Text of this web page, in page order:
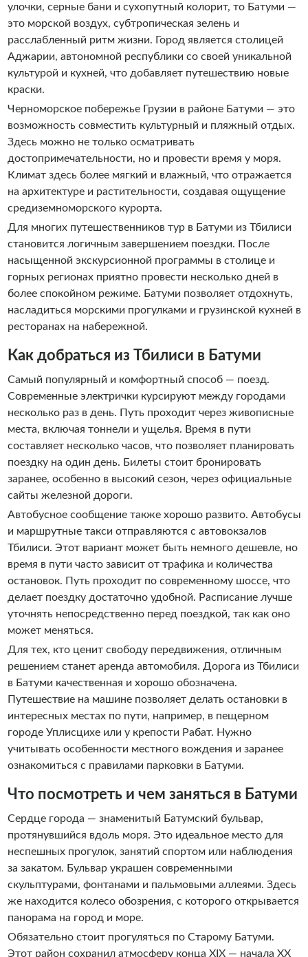
улочки, серные бани и сухопутный колорит, то Батуми —
это морской воздух, субтропическая зелень и
расслабленный ритм жизни. Город является столицей
Аджарии, автономной республики со своей уникальной
культурой и кухней, что добавляет путешествию новые
краски.
Черноморское побережье Грузии в районе Батуми — это
возможность совместить культурный и пляжный отдых.
Здесь можно не только осматривать
достопримечательности, но и провести время у моря.
Климат здесь более мягкий и влажный, что отражается
на архитектуре и растительности, создавая ощущение
средиземноморского курорта.
Для многих путешественников тур в Батуми из Тбилиси
становится логичным завершением поездки. После
насыщенной экскурсионной программы в столице и
горных регионах приятно провести несколько дней в
более спокойном режиме. Батуми позволяет отдохнуть,
насладиться морскими прогулками и грузинской кухней в
ресторанах на набережной.
Как добраться из Тбилиси в Батуми
Самый популярный и комфортный способ — поезд.
Современные электрички курсируют между городами
несколько раз в день. Путь проходит через живописные
места, включая тоннели и ущелья. Время в пути
составляет несколько часов, что позволяет планировать
поездку на один день. Билеты стоит бронировать
заранее, особенно в высокий сезон, через официальные
сайты железной дороги.
Автобусное сообщение также хорошо развито. Автобусы
и маршрутные такси отправляются с автовокзалов
Тбилиси. Этот вариант может быть немного дешевле, но
время в пути часто зависит от трафика и количества
остановок. Путь проходит по современному шоссе, что
делает поездку достаточно удобной. Расписание лучше
уточнять непосредственно перед поездкой, так как оно
может меняться.
Для тех, кто ценит свободу передвижения, отличным
решением станет аренда автомобиля. Дорога из Тбилиси
в Батуми качественная и хорошо обозначена.
Путешествие на машине позволяет делать остановки в
интересных местах по пути, например, в пещерном
городе Уплисцихе или у крепости Рабат. Нужно
учитывать особенности местного вождения и заранее
ознакомиться с правилами парковки в Батуми.
Что посмотреть и чем заняться в Батуми
Сердце города — знаменитый Батумский бульвар,
протянувшийся вдоль моря. Это идеальное место для
неспешных прогулок, занятий спортом или наблюдения
за закатом. Бульвар украшен современными
скульптурами, фонтанами и пальмовыми аллеями. Здесь
же находится колесо обозрения, с которого открывается
панорама на город и море.
Обязательно стоит прогуляться по Старому Батуми.
Этот район сохранил атмосферу конца XIX — начала XX